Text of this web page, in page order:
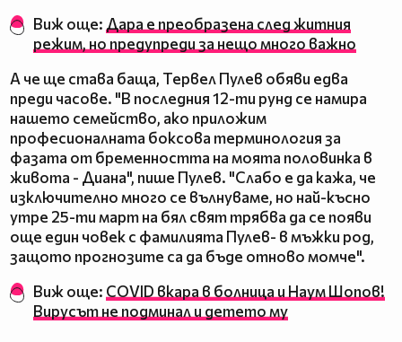
Виж още: Дара е преобразена след житния
режим, но предупреди за нещо много важно
А че ще става баща, Тервел Пулев обяви едва
преди часове. "В последния 12-ти рунд се намира
нашето семейство, ако приложим
професионалната боксова терминология за
фазата от бременността на моята половинка в
живота - Диана", пише Пулев. "Слабо е да кажа, че
изключително много се вълнуваме, но най-късно
утре 25-ти март на бял свят трябва да се появи
още един човек с фамилията Пулев- в мъжки род,
защото прогнозите са да бъде отново момче".
Виж още: COVID вкара в болница и Наум Шопов!
Вирусът не подминал и детето му